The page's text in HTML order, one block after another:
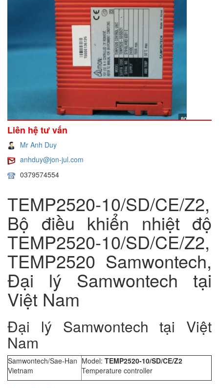
Liên hệ tư vấn
Mr Anh Duy
anhduy@jon-jul.com
0379574554
TEMP2520-10/SD/CE/Z2,
Bộ điều khiển nhiệt độ
TEMP2520-10/SD/CE/Z2,
TEMP2520 Samwontech,
Đại lý Samwontech tại
Việt Nam
Đại lý Samwontech tại Việt
Nam
Samwontech/Sae-Han
Vietnam
Model: TEMP2520-10/SD/CE/Z2
Temperature controller